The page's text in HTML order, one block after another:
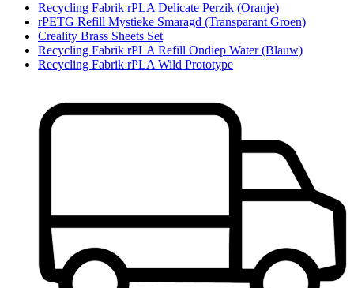
Recycling Fabrik rPLA Delicate Perzik (Oranje)
rPETG Refill Mystieke Smaragd (Transparant Groen)
Creality Brass Sheets Set
Recycling Fabrik rPLA Refill Ondiep Water (Blauw)
Recycling Fabrik rPLA Wild Prototype